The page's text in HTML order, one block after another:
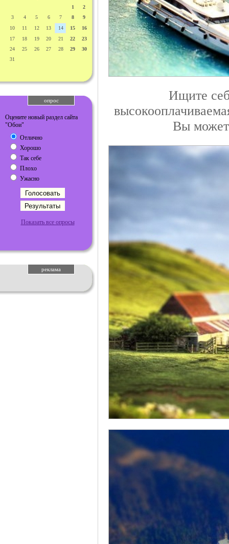
1
2
3
4 5 6 7 8
9
10
11 12 13 14 15
16
17
18 19 20 21 22
23
24
25 26 27 28 29
30
31
опрос
Оцените новый раздел сайта
"Обои"
Отлично
Хорошо
Так себе
Плохо
Ужасно
Показать все опросы
реклама
Ищите
Вы